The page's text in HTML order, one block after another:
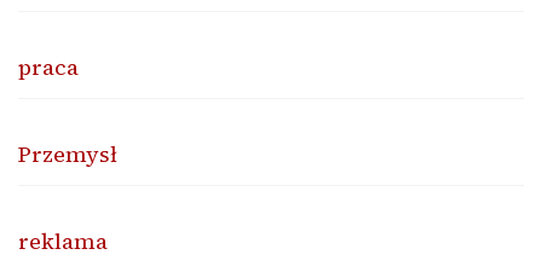
praca
Przemysł
reklama